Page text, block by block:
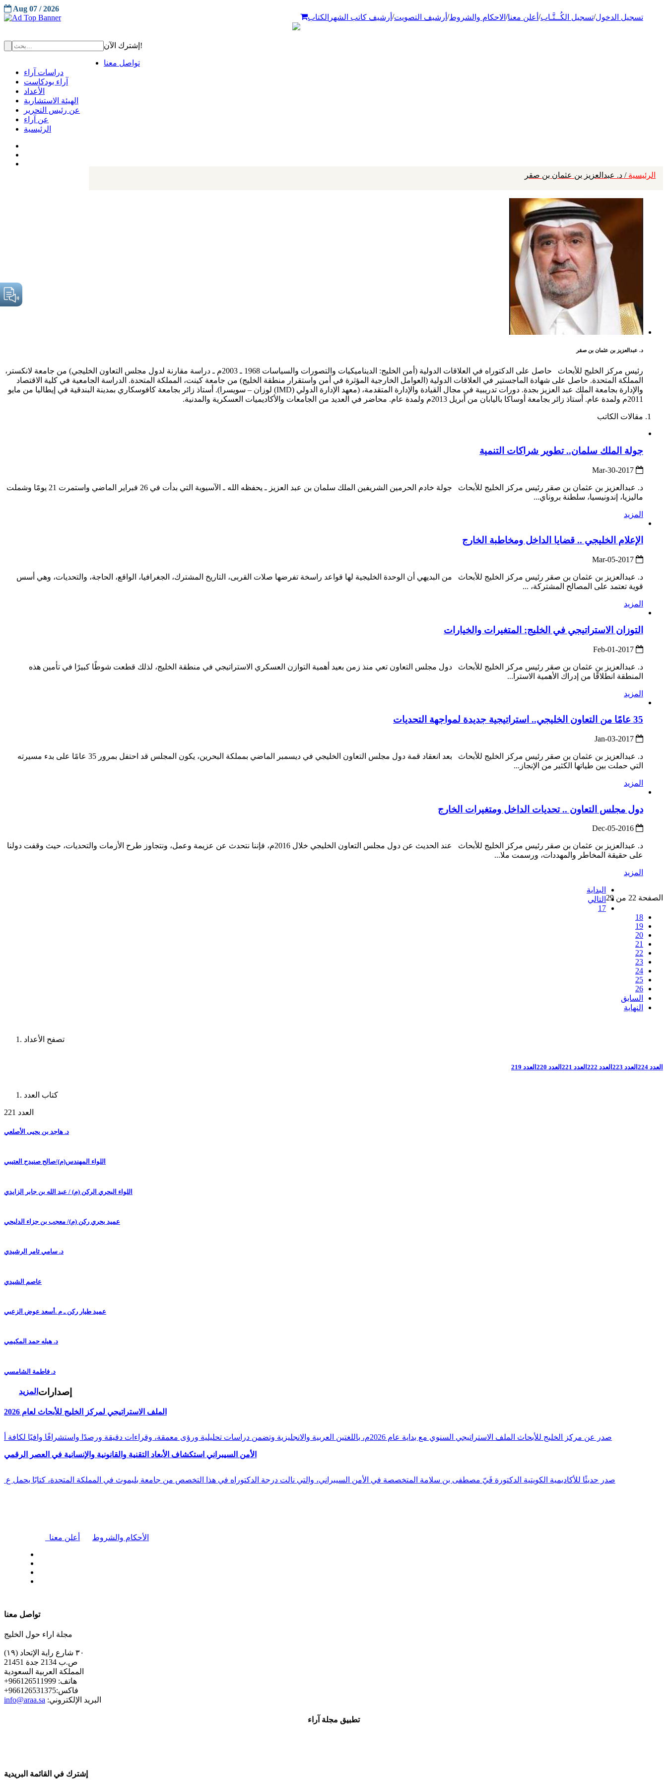
تسجيل الدخول/تسجيل الكُــتَّـاب/ أعلن معنا/ الاحكام والشروط/ أرشيف التصويت/ أرشيف كاتب الشهر الكتاب
Aug 07 / 2026
إشترك الآن!
تواصل معنا
دراسات آراء
آراء بودكاست
الأعداد
الهيئة الاستشارية
عن رئيس التحرير
عن آراء
الرئيسية
الرئيسية / د. عبدالعزيز بن عثمان بن صقر
د. عبدالعزيز بن عثمان بن صقر
رئيس مركز الخليج للأبحاث حاصل على الدكتوراه في العلاقات الدولية (أمن الخليج: الديناميكيات والتصورات والسياسات 1968 ـ 2003م ـ دراسة مقارنة لدول مجلس التعاون الخليجي) من جامعة لانكستر،
المملكة المتحدة. حاصل على شهادة الماجستير في العلاقات الدولية (العوامل الخارجية المؤثرة في أمن واستقرار منطقة الخليج) من جامعة كينت، المملكة المتحدة. الدراسة الجامعية في كلية الاقتصاد
والإدارة بجامعة الملك عبد العزيز بجدة. دورات تدريبية في مجال القيادة والإدارة المتقدمة، (معهد الإدارة الدولي (IMD) لوزان – سويسرا). أستاذ زائر بجامعة كافوسكاري بمدينة البندقية في إيطاليا من مايو
2011م ولمدة عام. أستاذ زائر بجامعة أوساكا باليابان من أبريل 2013م ولمدة عام. محاضر في العديد من الجامعات والأكاديميات العسكرية والمدنية.
مقالات الكاتب
جولة الملك سلمان.. تطوير شراكات التنمية
د. عبدالعزيز بن عثمان بن صقر رئيس مركز الخليج للأبحاث جولة خادم الحرمين الشريفين الملك سلمان بن عبد العزيز ـ يحفظه الله ـ الآسيوية التي بدأت في 26 فبراير الماضي واستمرت 21 يومًا وشملت
ماليزيا، إندونيسيا، سلطنة بروناي...
المزيد
الإعلام الخليجي .. قضايا الداخل ومخاطبة الخارج
د. عبدالعزيز بن عثمان بن صقر رئيس مركز الخليج للأبحاث من البديهي أن الوحدة الخليجية لها قواعد راسخة تفرضها صلات القربى، التاريخ المشترك، الجغرافيا، الواقع، الحاجة، والتحديات، وهي أسس
قوية تعتمد على المصالح المشتركة، ...
المزيد
التوزان الاستراتيجي في الخليج: المتغيرات والخيارات
د. عبدالعزيز بن عثمان بن صقر رئيس مركز الخليج للأبحاث دول مجلس التعاون تعي منذ زمن بعيد أهمية التوازن العسكري الاستراتيجي في منطقة الخليج، لذلك قطعت شوطًا كبيرًا في تأمين هذه
المنطقة انطلاقًا من إدراك الأهمية الاسترا...
المزيد
35 عامًا من التعاون الخليجي.. استراتيجية جديدة لمواجهة التحديات
د. عبدالعزيز بن عثمان بن صقر رئيس مركز الخليج للأبحاث بعد انعقاد قمة دول مجلس التعاون الخليجي في ديسمبر الماضي بمملكة البحرين، يكون المجلس قد احتفل بمرور 35 عامًا على بدء مسيرته
التي حملت بين طياتها الكثير من الإنجاز...
المزيد
دول مجلس التعاون .. تحديات الداخل ومتغيرات الخارج
د. عبدالعزيز بن عثمان بن صقر رئيس مركز الخليج للأبحاث عند الحديث عن دول مجلس التعاون الخليجي خلال 2016م، فإننا نتحدث عن عزيمة وعمل، ونتجاوز طرح الأزمات والتحديات، حيث وقفت دولنا
على حقيقة المخاطر والمهددات، ورسمت ملا...
المزيد
الصفحة 22 من 29
البداية
التالي
17
18
19
20
21
22
23
24
25
26
السابق
النهاية
تصفح الأعداد
العدد 224 العدد 223 العدد 222 العدد 221 العدد 220 العدد 219
كتاب العدد
العدد 221
د. هاجد بن يحيى الأصلعي
اللواء المهندس(م)/صالح صنيدح العتيبي
اللواء البحري الركن (م) / عبد الله بن جابر الزايدي
عميد بحري ركن (م)/ معجب بن جزاء الدلبحي
د. سامي ثامر الرشيدي
عاصم الشيدي
عميد طيار ركن ـ م .أسعد عوض الزعبي
د. هيله حمد المكيمي
د. فاطمة الشامسي
المزيد إصدارات
الملف الاستراتيجي لمركز الخليج للأبحاث لعام 2026
صدر عن مركز الخليج للأبحاث الملف الاستراتيجي السنوي مع بداية عام 2026م، باللغتين العربية والانجليزية وتضمن دراسات تحليلية ورؤى معمقة، وقراءات دقيقة ورصدًا واستشرافًا وافيًا لكافة أ
الأمن السيبراني استكشاف الأبعاد التقنية والقانونية والإنسانية في العصر الرقمي
صدر حديثًا للأكاديمية الكويتية الدكتورة فَيّ مصطفى بن سلامة المتخصصة في الأمن السيبراني، والتي نالت درجة الدكتوراه في هذا التخصص من جامعة بليموث في المملكة المتحدة، كتابًا يحمل ع
أعلن معنا الأحكام والشروط
تواصل معنا
مجلة اراء حول الخليج
٣٠ شارع راية الإتحاد (١٩)
ص.ب 2134 جدة 21451
المملكة العربية السعودية
+هاتف: 966126511999
+فاكس:966126531375
info@araa.sa :البريد الإلكتروني
تطبيق مجلة آراء
إشترك في القائمة البريدية